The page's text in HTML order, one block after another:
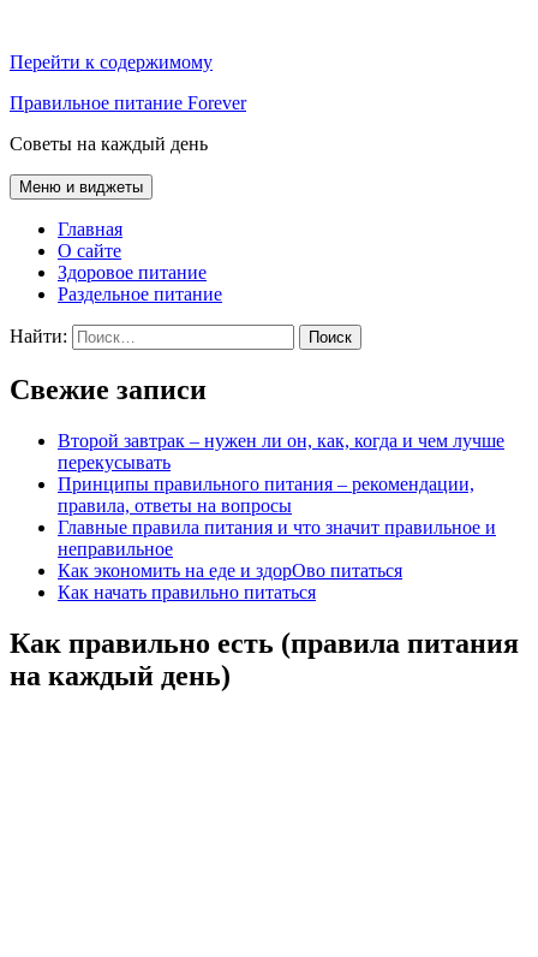
Перейти к содержимому
Правильное питание Forever
Советы на каждый день
Меню и виджеты
Главная
О сайте
Здоровое питание
Раздельное питание
Найти:
Свежие записи
Второй завтрак – нужен ли он, как, когда и чем лучше
перекусывать
Принципы правильного питания – рекомендации,
правила, ответы на вопросы
Главные правила питания и что значит правильное и
неправильное
Как экономить на еде и здорОво питаться
Как начать правильно питаться
Как правильно есть (правила питания
на каждый день)